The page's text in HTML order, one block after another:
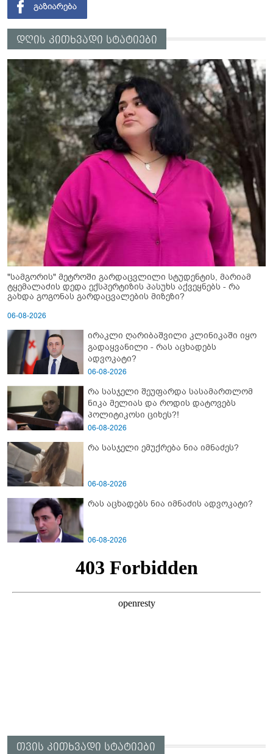
დღის კითხვადი სტატიები
"სამგორის" მეტროში გარდაცვლილი სტუდენტის, მარიამ
ტყემალაძის დედა ექსპერტიზის პასუხს აქვეყნებს - რა
გახდა გოგონას გარდაცვალების მიზეზი?
06-08-2026
ირაკლი ღარიბაშვილი კლინიკაში იყო
გადაყვანილი - რას აცხადებს
ადვოკატი?
06-08-2026
რა სასჯელი შეუფარდა სასამართლომ
ნიკა მელიას და როდის დატოვებს
პოლიტიკოსი ციხეს?!
06-08-2026
რა სასჯელი ემუქრება ნია იმნაძეს?
06-08-2026
რას აცხადებს ნია იმნაძის ადვოკატი?
06-08-2026
თვის კითხვადი სტატიები